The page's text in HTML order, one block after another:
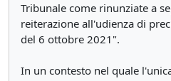
Tribunale come rinunziate a
reiterazione all'udienza di
del 6 ottobre 2021".
In un contesto nel quale